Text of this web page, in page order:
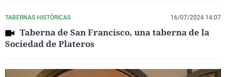
TABERNAS HISTÓRICAS 16/07/2024 14:07
Taberna de San Francisco, una taberna de la
Sociedad de Plateros